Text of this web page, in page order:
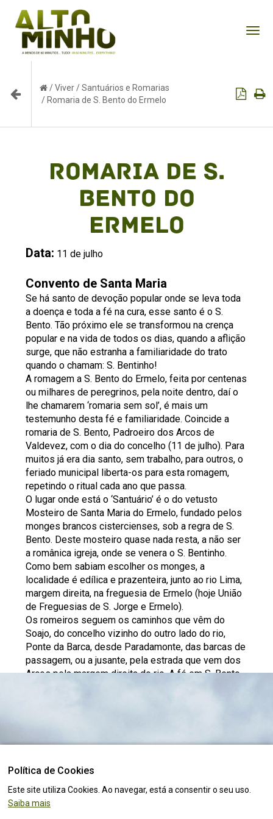
/Viver/Santuários e Romarias
/ Romaria de S. Bento do Ermelo
Romaria de S.
Bento do
Ermelo
Data: 11 de julho
Convento de Santa Maria
Se há santo de devoção popular onde se leva toda
a doença e toda a fé na cura, esse santo é o S.
Bento. Tão próximo ele se transformou na crença
popular e na vida de todos os dias, quando a aflição
surge, que não estranha a familiaridade do trato
quando o chamam: S. Bentinho!
A romagem a S. Bento do Ermelo, feita por centenas
ou milhares de peregrinos, pela noite dentro, daí o
lhe chamarem ‘romaria sem sol’, é mais um
testemunho desta fé e familiaridade. Coincide a
romaria de S. Bento, Padroeiro dos Arcos de
Valdevez, com o dia do concelho (11 de julho). Para
muitos já era dia santo, sem trabalho, para outros, o
feriado municipal liberta-os para esta romagem,
repetindo o ritual cada ano que passa.
O lugar onde está o ‘Santuário’ é o do vetusto
Mosteiro de Santa Maria do Ermelo, fundado pelos
monges brancos cistercienses, sob a regra de S.
Bento. Deste mosteiro quase nada resta, a não ser
a românica igreja, onde se venera o S. Bentinho.
Como bem sabiam escolher os monges, a
localidade é edílica e prazenteira, junto ao rio Lima,
margem direita, na freguesia de Ermelo (hoje União
de Freguesias de S. Jorge e Ermelo).
Os romeiros seguem os caminhos que vêm do
Soajo, do concelho vizinho do outro lado do rio,
Ponte da Barca, desde Paradamonte, das barcas de
passagem, ou a jusante, pela estrada que vem dos
Arcos pela margem direita do rio. A fé em S. Bento
dela. Ali chegados, fazem a romaria à volta do
descalços, rezando a Deus, a Maria, e honrando o S.
reza e cumprem a promessa, ao depositar o ex-
voto e dando a esmola. Alguns benzem-se com o
Política de Cookies
Este site utiliza Cookies. Ao navegar, está a consentir o seu uso.
Saiba mais